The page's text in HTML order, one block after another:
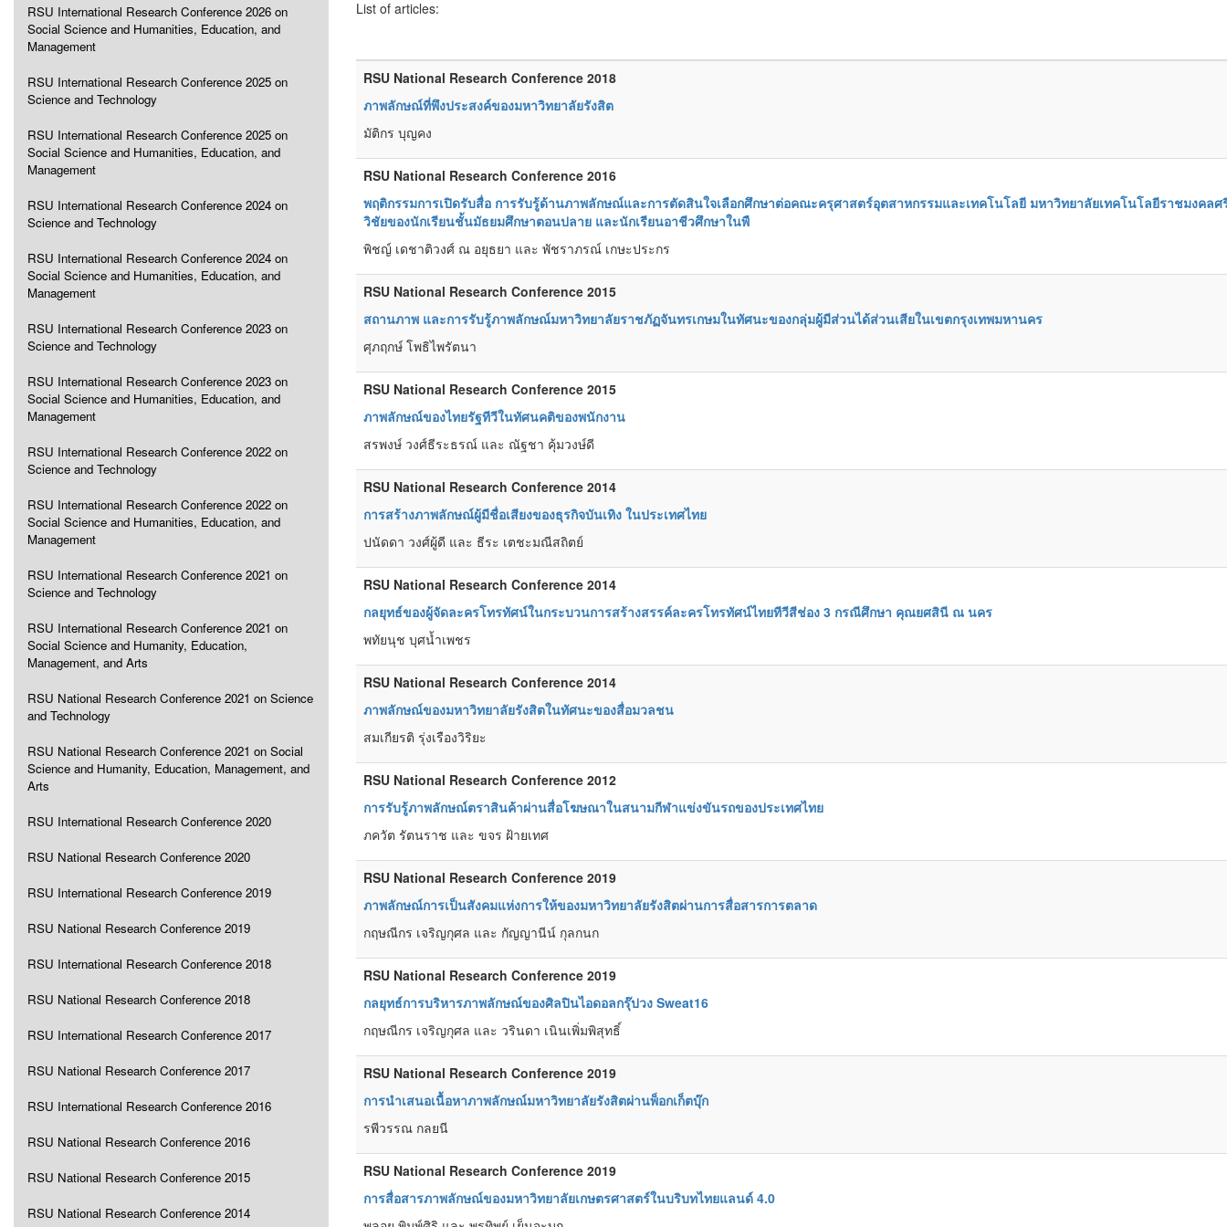
RSU International Research Conference 2026 on
Social Science and Humanities, Education, and
Management
RSU International Research Conference 2025 on
Science and Technology
RSU International Research Conference 2025 on
Social Science and Humanities, Education, and
Management
RSU International Research Conference 2024 on
Science and Technology
RSU International Research Conference 2024 on
Social Science and Humanities, Education, and
Management
RSU International Research Conference 2023 on
Science and Technology
RSU International Research Conference 2023 on
Social Science and Humanities, Education, and
Management
RSU International Research Conference 2022 on
Science and Technology
RSU International Research Conference 2022 on
Social Science and Humanities, Education, and
Management
RSU International Research Conference 2021 on
Science and Technology
RSU International Research Conference 2021 on
Social Science and Humanity, Education,
Management, and Arts
RSU National Research Conference 2021 on Science
and Technology
RSU National Research Conference 2021 on Social
Science and Humanity, Education, Management, and
Arts
RSU International Research Conference 2020
RSU National Research Conference 2020
RSU International Research Conference 2019
RSU National Research Conference 2019
RSU International Research Conference 2018
RSU National Research Conference 2018
RSU International Research Conference 2017
RSU National Research Conference 2017
RSU International Research Conference 2016
RSU National Research Conference 2016
RSU National Research Conference 2015
RSU National Research Conference 2014
List of articles:
RSU National Research Conference 2018
ภาพลักษณ์ที่พึงประสงค์ของมหาวิทยาลัยรังสิต
มัติกร บุญคง
RSU National Research Conference 2016
พฤติกรรมการเปิดรับสื่อ การรับรู้ด้านภาพลักษณ์และการตัดสินใจเลือกศึกษาต่อคณะครุศาสตร์อุตสาหกรรมและเทคโนโลยี มหาวิทยาลัยเทคโนโลยีราชมงคลศ
วิชัยของนักเรียนชั้นมัธยมศึกษาตอนปลาย และนักเรียนอาชีวศึกษาในพื
พิชญ์ เดชาติวงศ์ ณ อยุธยา และ พัชราภรณ์ เกษะประกร
RSU National Research Conference 2015
สถานภาพ และการรับรู้ภาพลักษณ์มหาวิทยาลัยราชภัฏจันทรเกษมในทัศนะของกลุ่มผู้มีส่วนได้ส่วนเสียในเขตกรุงเทพมหานคร
ศุภฤกษ์ โพธิไพรัตนา
RSU National Research Conference 2015
ภาพลักษณ์ของไทยรัฐทีวีในทัศนคติของพนักงาน
สรพงษ์ วงศ์ธีระธรณ์ และ ณัฐชา คุ้มวงษ์ดี
RSU National Research Conference 2014
การสร้างภาพลักษณ์ผู้มีชื่อเสียงของธุรกิจบันเทิง ในประเทศไทย
ปนัดดา วงศ์ผู้ดี และ ธีระ เตชะมณีสถิตย์
RSU National Research Conference 2014
กลยุทธ์ของผู้จัดละครโทรทัศน์ในกระบวนการสร้างสรรค์ละครโทรทัศน์ไทยทีวีสีช่อง 3 กรณีศึกษา คุณยศสินี ณ นคร
พทัยนุช บุศน้ำเพชร
RSU National Research Conference 2014
ภาพลักษณ์ของมหาวิทยาลัยรังสิตในทัศนะของสื่อมวลชน
สมเกียรติ รุ่งเรืองวิริยะ
RSU National Research Conference 2012
การรับรู้ภาพลักษณ์ตราสินค้าผ่านสื่อโฆษณาในสนามกีฬาแข่งขันรถของประเทศไทย
ภควัต รัตนราช และ ขจร ฝ้ายเทศ
RSU National Research Conference 2019
ภาพลักษณ์การเป็นสังคมแห่งการให้ของมหาวิทยาลัยรังสิตผ่านการสื่อสารการตลาด
กฤษณีกร เจริญกุศล และ กัญญานีน์ กุลกนก
RSU National Research Conference 2019
กลยุทธ์การบริหารภาพลักษณ์ของศิลปินไอดอลกรุ๊ปวง Sweat16
กฤษณีกร เจริญกุศล และ วรินดา เนินเพิ่มพิสุทธิ์
RSU National Research Conference 2019
การนำเสนอเนื้อหาภาพลักษณ์มหาวิทยาลัยรังสิตผ่านพ็อกเก็ตบุ๊ก
รพีวรรณ กลยนี
RSU National Research Conference 2019
การสื่อสารภาพลักษณ์ของมหาวิทยาลัยเกษตรศาสตร์ในบริบทไทยแลนด์ 4.0